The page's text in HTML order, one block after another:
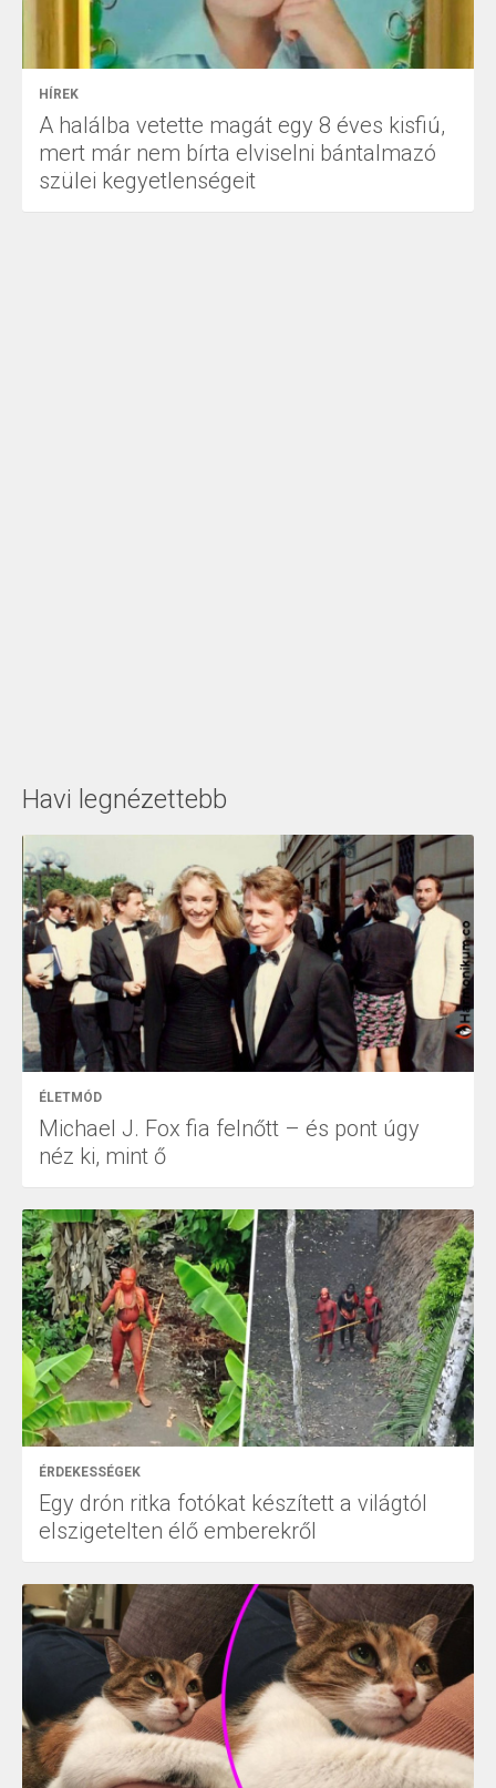
HÍREK
A halálba vetette magát egy 8 éves kisfiú,
mert már nem bírta elviselni bántalmazó
szülei kegyetlenségeit
Havi legnézettebb
ÉLETMÓD
Michael J. Fox fia felnőtt – és pont úgy
néz ki, mint ő
ÉRDEKESSÉGEK
Egy drón ritka fotókat készített a világtól
elszigetelten élő emberekről